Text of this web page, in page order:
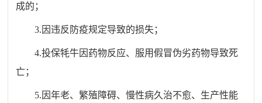
成的；
3.因违反防疫规定导致的损失；
4.投保牦牛因药物反应、服用假冒伪劣药物导致死
亡；
5.因年老、繁殖障碍、慢性病久治不愈、生产性能